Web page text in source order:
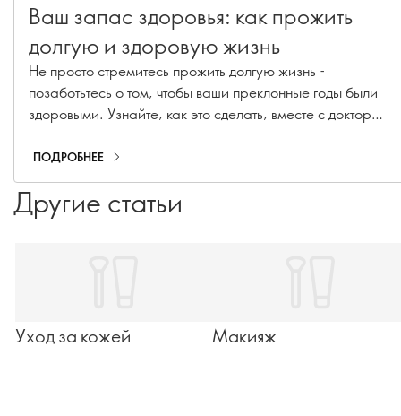
Ваш запас здоровья: как прожить
долгую и здоровую жизнь
Не просто стремитесь прожить долгую жизнь -
позаботьтесь о том, чтобы ваши преклонные годы были
здоровыми. Узнайте, как это сделать, вместе с доктором
Дублинского городского университета.
ПОДРОБНЕЕ
Другие статьи
Уход за кожей Макияж